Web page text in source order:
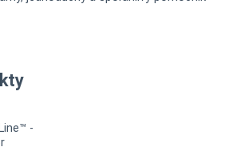
-